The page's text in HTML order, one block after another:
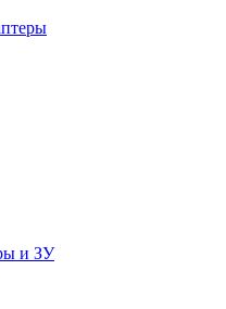
и ЗУ